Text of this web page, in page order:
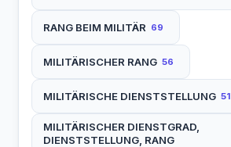
RANG BEIM MILITÄR 69
MILITÄRISCHER RANG 56
MILITÄRISCHE DIENSTSTELLUNG 51
MILITÄRISCHER DIENSTGRAD,
DIENSTSTELLUNG, RANG